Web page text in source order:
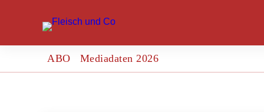
ABO Mediadaten 2026